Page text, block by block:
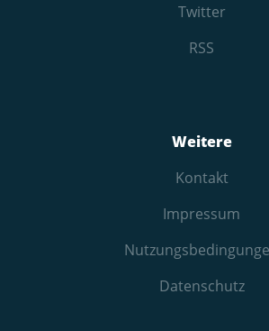
Twitter
RSS
Weitere
Kontakt
Impressum
Datenschutz